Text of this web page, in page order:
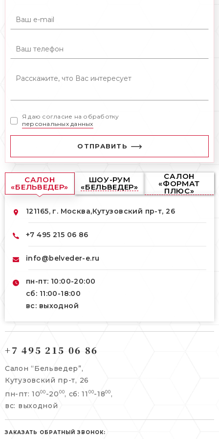
Я даю согласие на обработку
персональных данных
ОТПРАВИТЬ
САЛОН
«БЕЛЬВЕДЕР»
ШОУ-РУМ
«БЕЛЬВЕДЕР»
САЛОН
«ФОРМАТ
ПЛЮС»
121165, г. Москва,Кутузовский пр-т, 26
+7 495 215 06 86
info@belveder-e.ru
пн-пт: 10:00-20:00
сб: 11:00-18:00
вс: выходной
info@belveder-e.ru
пн-пт: 10:00-20:00
сб, вс: выходной
Берсеневский переулок, 3/10с7
+7 495 477 45 43
info@belveder-e.ru
пн-пт: 10:00-19:00
сб: выходной
+7 495 215 06 86
Салон “Бельведер”,
Кутузовский пр-т, 26
пн-пт: 1000 -20 00, сб: 11 00-1800 ,
вс: выходной
ЗАКАЗАТЬ ОБРАТНЫЙ ЗВОНОК: